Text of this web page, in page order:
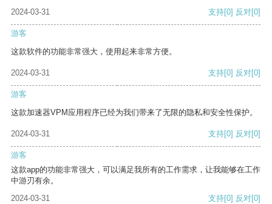
2024-03-31
支持[0] 反对[0]
游客
这款软件的功能非常强大，使用起来非常方便。
2024-03-31 支持[0] 反对[0]
游客
这款加速器VPM应用程序已经为我们带来了无限的隐私和安全性保护。
2024-03-31 支持[0] 反对[0]
游客
这款app的功能非常强大，可以满足我所有的工作需求，让我能够在工作
中游刃有余。
2024-03-31
支持[0] 反对[0]